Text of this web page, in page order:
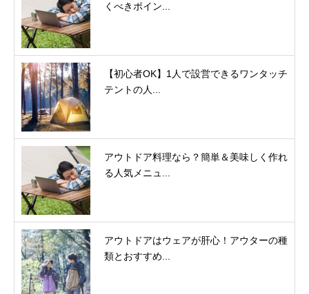
くべきポイン...
【初心者OK】1人で設営できるワンタッチ
テントの人...
アウトドア料理なら？簡単＆美味しく作れ
る人気メニュ...
アウトドアはウェアが肝心！アウターの種
類とおすすめ...